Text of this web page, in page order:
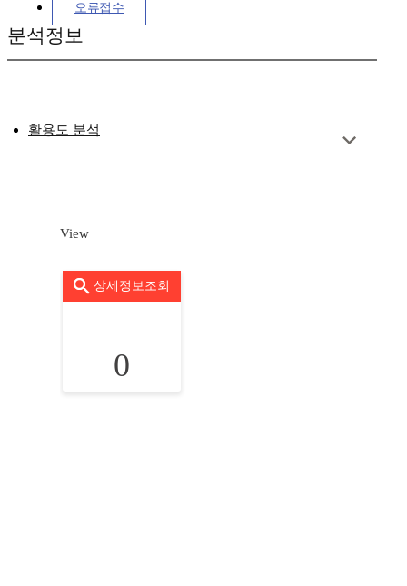
오류접수
분석정보
활용도 분석
View
상세정보조회
0